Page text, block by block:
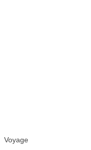
Voyage